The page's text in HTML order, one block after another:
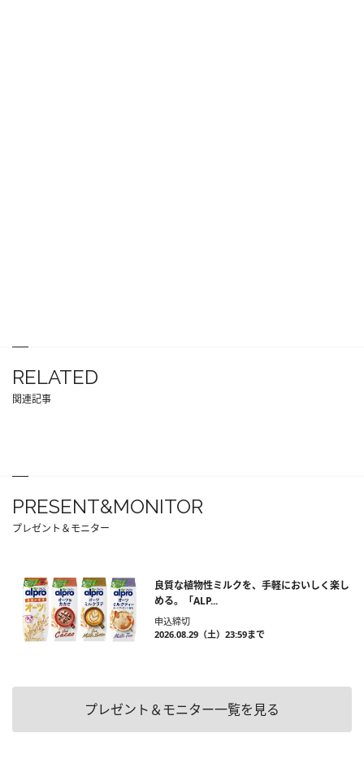
RELATED
関連記事
PRESENT&MONITOR
プレゼント＆モニター
良質な植物性ミルクを、手軽においしく楽し
める。「ALP...
申込締切
2026.08.29（土）23:59まで
プレゼント＆モニター一覧を見る